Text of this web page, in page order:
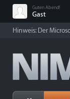
Guten Abend!
Gast
Hinweis: Der